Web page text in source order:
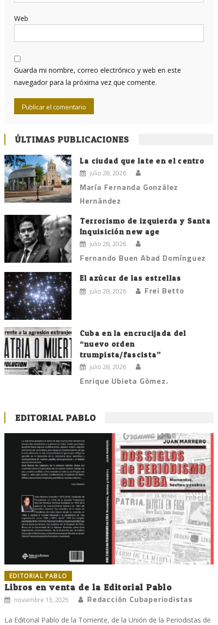
Web
Guarda mi nombre, correo electrónico y web en este
navegador para la próxima vez que comente.
ÚLTIMAS PUBLICACIONES
La ciudad que late en el centro
julio 28, 2026
María Fernanda González
Hernández
Terrorismo de izquierda y Santa
Inquisición new age
julio 28, 2026
Fernando Buen Abad Domínguez
El azúcar de las estrellas
julio 28, 2026 Frei Betto
Cuba en la encrucijada del
“nuevo orden
trumpista/fascista”
julio 28, 2026
Enrique Ubieta Gómez.
EDITORIAL PABLO
EDITORIAL PABLO
Libros en venta de la Editorial Pablo
noviembre 13, 2025 Redacción Cubaperiodistas
La Editorial Pablo de la Torriente, de la Unión de la Periodistas de